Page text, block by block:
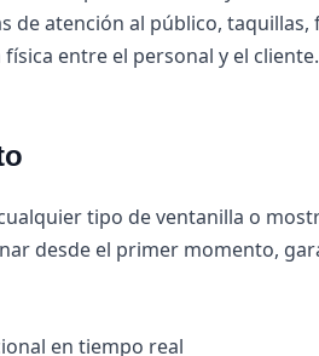
atención al público, taquillas,
entre el personal y el cliente.
tipo de ventanilla o
desde el primer momento,
en tiempo real